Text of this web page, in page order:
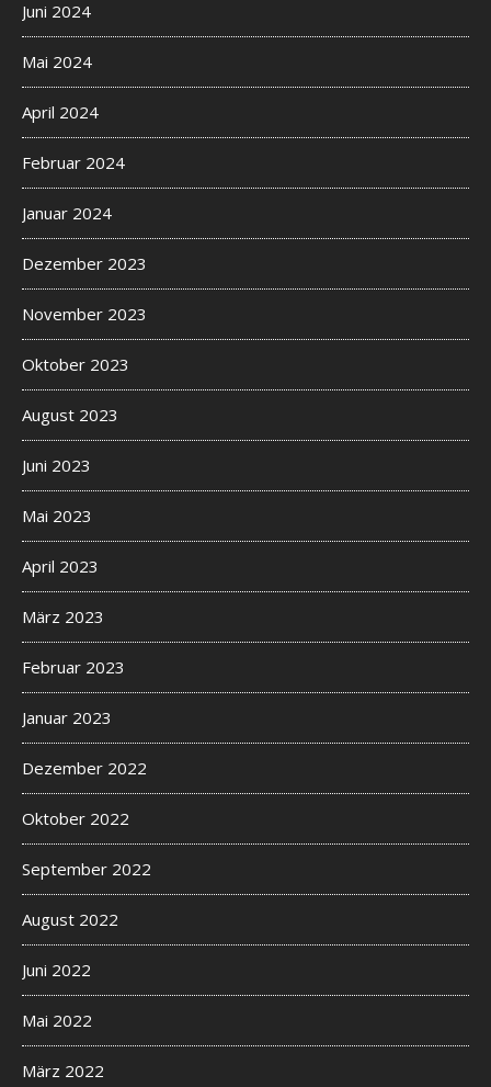
Juni 2024
Mai 2024
April 2024
Februar 2024
Januar 2024
Dezember 2023
November 2023
Oktober 2023
August 2023
Juni 2023
Mai 2023
April 2023
März 2023
Februar 2023
Januar 2023
Dezember 2022
Oktober 2022
September 2022
August 2022
Juni 2022
Mai 2022
März 2022